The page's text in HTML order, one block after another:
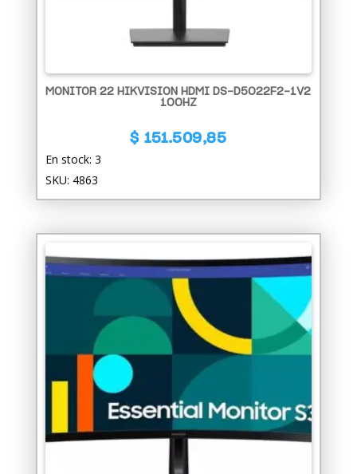
MONITOR 22 HIKVISION HDMI DS-D5022F2-1V2
100HZ
$151.509,85
En stock: 3
SKU: 4863